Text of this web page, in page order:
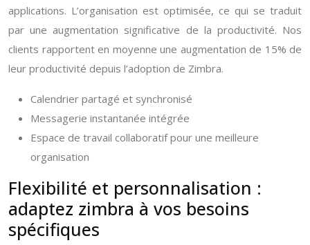
applications. L’organisation est optimisée, ce qui se traduit
par une augmentation significative de la productivité. Nos
clients rapportent en moyenne une augmentation de 15% de
leur productivité depuis l’adoption de Zimbra.
Calendrier partagé et synchronisé
Messagerie instantanée intégrée
Espace de travail collaboratif pour une meilleure
organisation
Flexibilité et personnalisation :
adaptez zimbra à vos besoins
spécifiques